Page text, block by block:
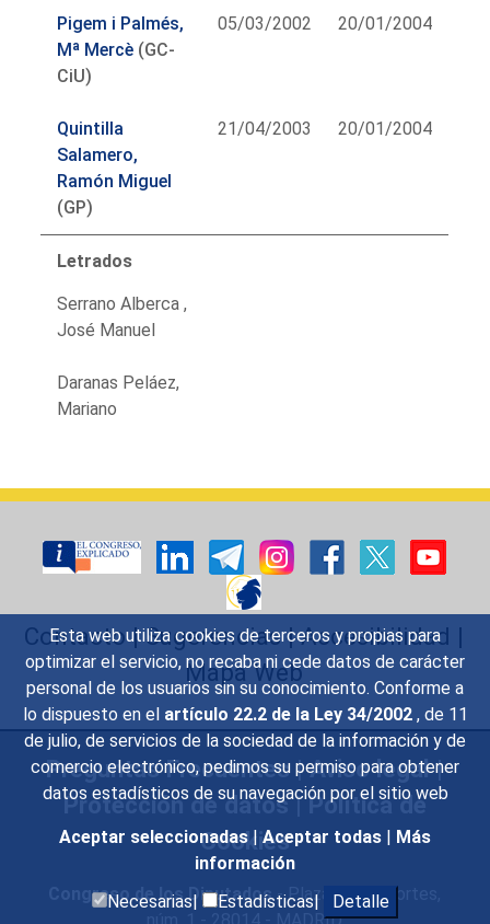
Esta web utiliza cookies de terceros y propias para
optimizar el servicio, no recaba ni cede datos de carácter
personal de los usuarios sin su conocimiento. Conforme a
lo dispuesto en el artículo 22.2 de la Ley 34/2002 , de 11
de julio, de servicios de la sociedad de la información y de
comercio electrónico, pedimos su permiso para obtener
datos estadísticos de su navegación por el sitio web
Aceptar seleccionadas | Aceptar todas | Más
información
Necesarias|
Estadísticas| Detalle
Pigem i Palmés,
Mª Mercè (GC-
CiU)
05/03/2002 20/01/2004
Quintilla
Salamero,
Ramón Miguel
(GP)
21/04/2003 20/01/2004
Letrados
Serrano Alberca ,
José Manuel
Daranas Peláez,
Mariano
Contacto|Sugerencias|Accesibilidad |
Mapa Web
Preguntas Frecuentes|Aviso legal|
Protección de datos|Política de
Cookies
Congreso de los Diputados- Plaza de las Cortes,